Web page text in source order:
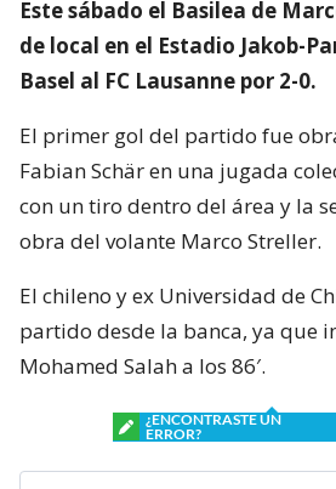
Este sábado el Basilea de
de local en el Estadio Jakob-
Basel al FC Lausanne por 2-0.
El primer gol del partido fue
Fabian Schär en una jugada
con un tiro dentro del área y la
obra del volante Marco Streller.
El chileno y ex Universidad de
partido desde la banca, ya que
Mohamed Salah a los 86′.
¿ENCONTRASTE UN
ERROR?